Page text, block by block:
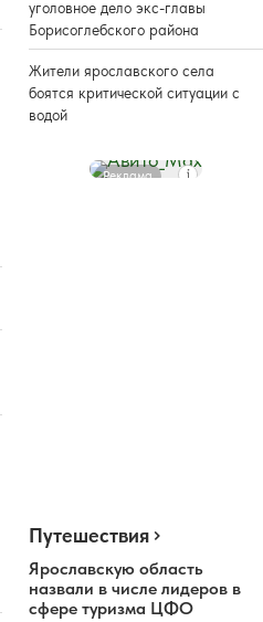
уголовное дело экс-главы
Борисоглебского района
Жители ярославского села
боятся критической ситуации с
водой
Реклама
Путешествия
Ярославскую область
назвали в числе лидеров в
сфере туризма ЦФО